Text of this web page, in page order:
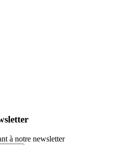
à notre newsletter